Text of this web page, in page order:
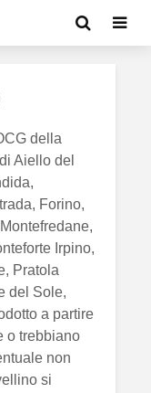
della
Aiello del
Forino,
Irpino,
Pratola
del Sole,
a partire
o trebbiano
non
si